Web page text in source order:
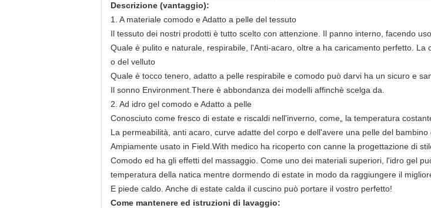
Descrizione (vantaggio):
1. A materiale comodo e Adatto a pelle del tessuto
Il tessuto dei nostri prodotti è tutto scelto con attenzione. Il panno interno, facendo
Quale è pulito e naturale, respirabile, l'Anti-acaro, oltre a ha caricamento perfetto.
o del velluto
Quale è tocco tenero, adatto a pelle respirabile e comodo può darvi ha un sicuro e
Il sonno Environment.There è abbondanza dei modelli affinchè scelga da.
2. Ad idro gel comodo e Adatto a pelle
Conosciuto come fresco di estate e riscaldi nell'inverno, come„ la temperatura
La permeabilità, anti acaro, curve adatte del corpo e dell'avere una pelle del
Ampiamente usato in Field.With medico ha ricoperto con canne la progettazione di
Comodo ed ha gli effetti del massaggio. Come uno dei materiali superiori, l'idro gel
temperatura della natica mentre dormendo di estate in modo da raggiungere il
E piede caldo. Anche di estate calda il cuscino può portare il vostro perfetto!
Come mantenere ed istruzioni di lavaggio: